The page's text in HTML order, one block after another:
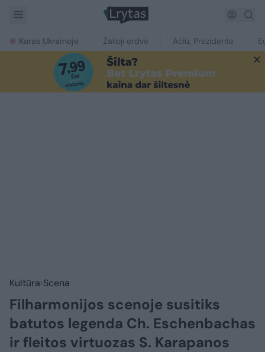
Karas Ukrainoje Žalioji erdvė Ačiū, Prezidente
Kultūra Scena
Filharmonijos scenoje susitiks
batutos legenda Ch. Eschenbachas
ir fleitos virtuozas S. Karapanos